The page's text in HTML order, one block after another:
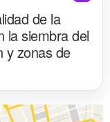
de la
la siembra del
y zonas de